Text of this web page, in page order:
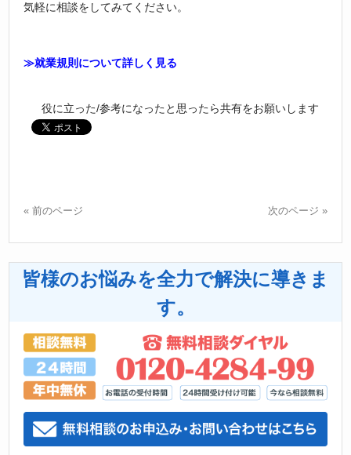
気軽に相談をしてみてください。
≫就業規則について詳しく見る
« 前のページ 次のページ »
皆様のお悩みを全力で解決に導きま
す。